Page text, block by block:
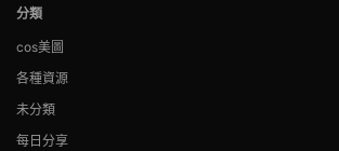
分類
cos美圖
各種資源
未分類
每日分享